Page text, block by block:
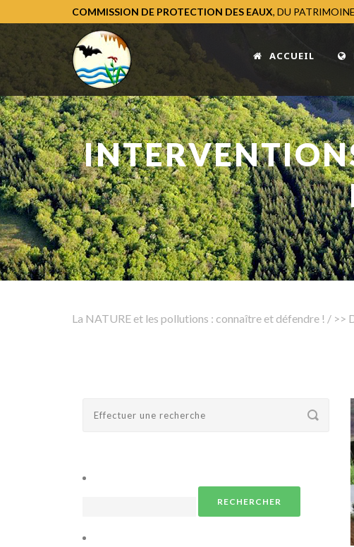
COMMISSION DE PROTECTION DES EAUX, DU
ACCUEIL
La NATURE et les pollutions : connaître et défendre ! / >>